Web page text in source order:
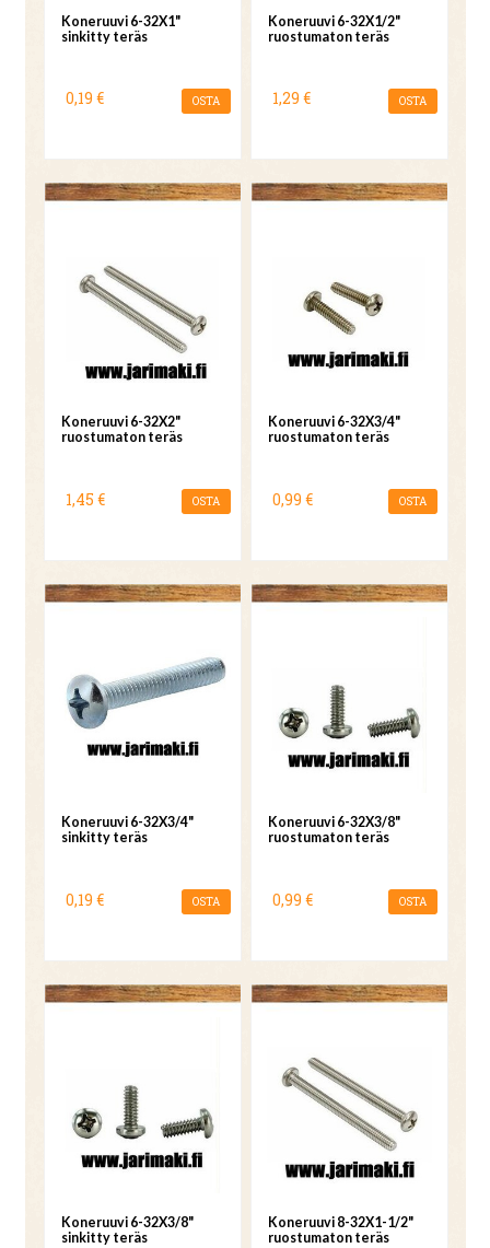
Koneruuvi 6-32X1"
sinkitty teräs
0,19 € OSTA
Koneruuvi 6-32X1/2"
ruostumaton teräs
1,29 € OSTA
Koneruuvi 6-32X2"
ruostumaton teräs
1,45 € OSTA
Koneruuvi 6-32X3/4"
ruostumaton teräs
0,99 € OSTA
Koneruuvi 6-32X3/4"
sinkitty teräs
0,19 € OSTA
Koneruuvi 6-32X3/8"
ruostumaton teräs
0,99 € OSTA
Koneruuvi 6-32X3/8"
sinkitty teräs
Koneruuvi 8-32X1-1/2"
ruostumaton teräs